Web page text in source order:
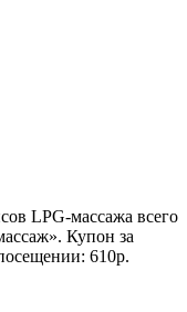
LPG-массажа всего
Купон за
610р.